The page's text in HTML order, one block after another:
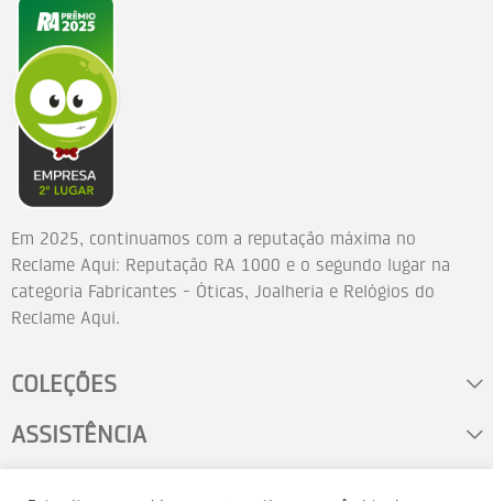
Em 2025, continuamos com a reputação máxima no
Reclame Aqui: Reputação RA 1000 e o segundo lugar na
categoria Fabricantes - Óticas, Joalheria e Relógios do
Reclame Aqui.
COLEÇÕES
ASSISTÊNCIA